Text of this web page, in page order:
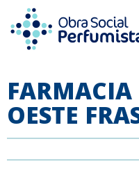
FARMACIA
OESTE